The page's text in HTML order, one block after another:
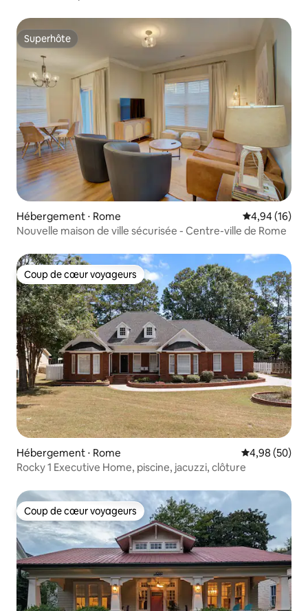
Superhôte
Superhôte
Hébergement ⋅ Rome Évaluation
4,94 (16)
Nouvelle maison de ville sécurisée - Centre-ville de Rome
Coup de cœur voyageurs
Coup de cœur voyageurs
Hébergement ⋅ Rome Évaluation
4,98 (50)
Rocky 1 Executive Home, piscine, jacuzzi, clôture
Coup de cœur voyageurs
Coup de cœur voyageurs